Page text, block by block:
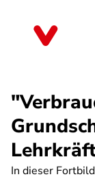
In dieser